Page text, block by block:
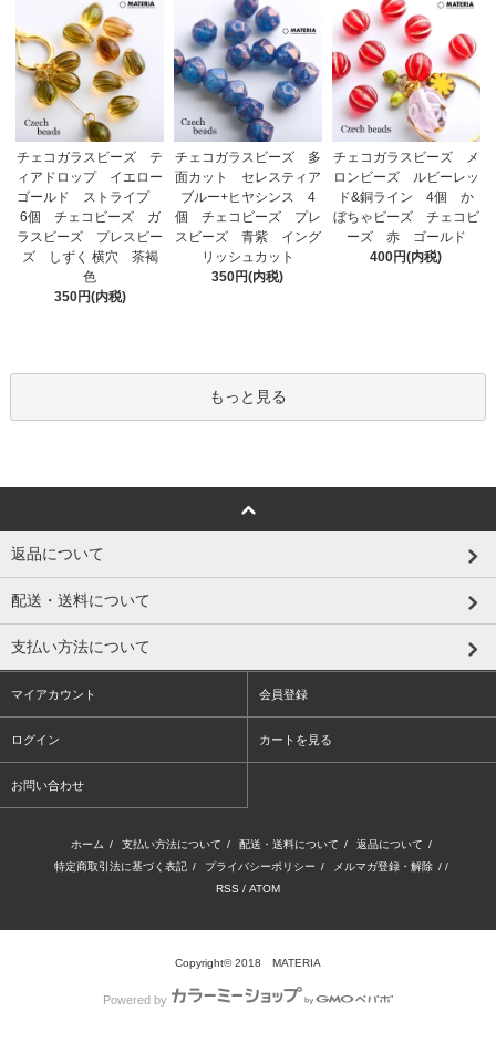
チェコガラスビーズ テ
ィアドロップ イエロー
ゴールド ストライプ
6個 チェコビーズ ガ
ラスビーズ プレスビー
ズ しずく 横穴 茶褐
色
350円(内税)
チェコガラスビーズ 多
面カット セレスティア
ブルー+ヒヤシンス 4
個 チェコビーズ プレ
スビーズ 青紫 イング
リッシュカット
350円(内税)
チェコガラスビーズ メ
ロンビーズ ルビーレッ
ド&銅ライン 4個 か
ぼちゃビーズ チェコビ
ーズ 赤 ゴールド
400円(内税)
もっと見る
返品について
配送・送料について
支払い方法について
マイアカウント 会員登録
ログイン カートを見る
お問い合わせ
ホーム / 支払い方法について / 配送・送料について / 返品について /
特定商取引法に基づく表記 / プライバシーポリシー / メルマガ登録・解除 / /
RSS / ATOM
Copyright© 2018 MATERIA
Powered by